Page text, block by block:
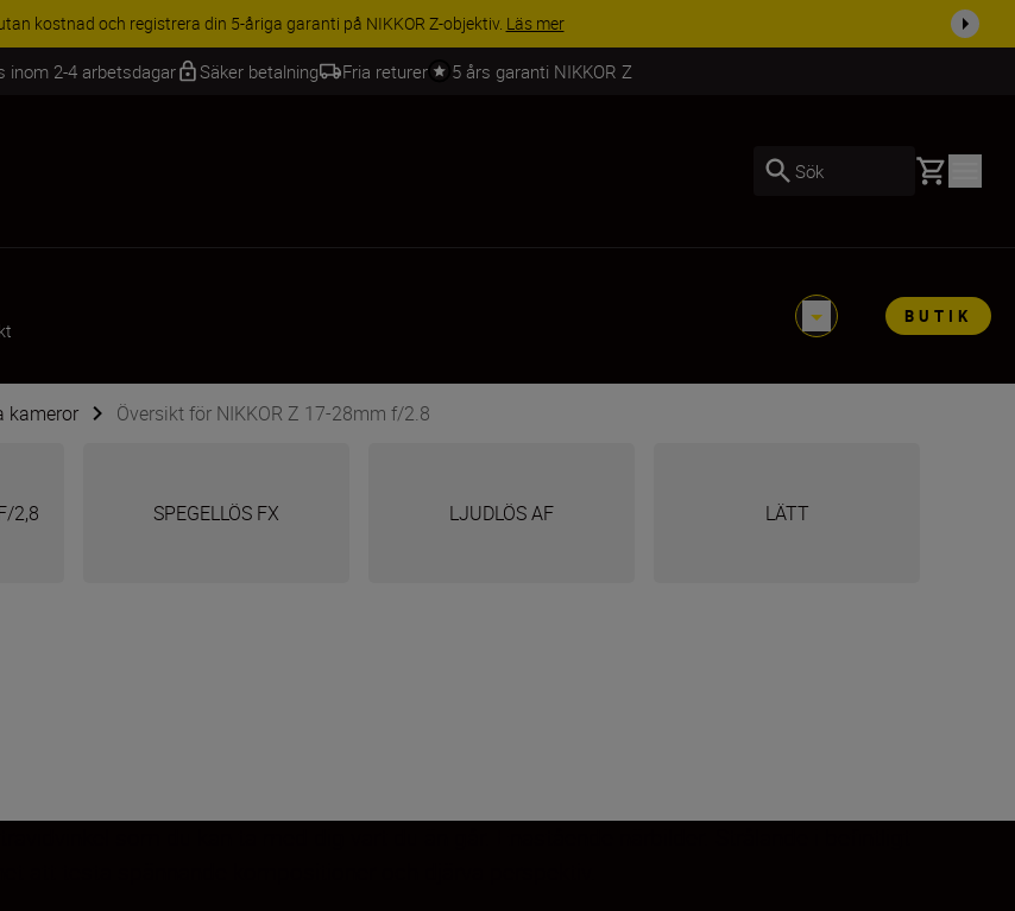
| Få 15 % rabatt på utvalda tillbehör, komplettera din utrustning i dagHandla nu
inom 2-4 arbetsdagar Säker betalning Fria returer 5 års garanti NIKKOR Z
Sök Basket
BUTIK
kameror Översikt för NIKKOR Z 17-28mm f/2.8
2,8 SPEGELLÖS FX LJUDLÖS AF LÄTT